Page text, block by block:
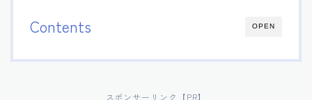
OPEN
Contents
スポンサーリンク【PR】